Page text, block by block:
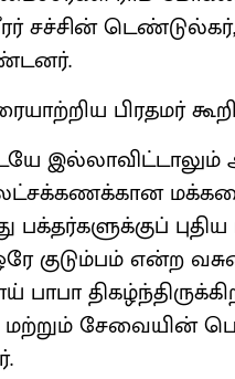
சச்சின்
பிரதமர்
மக்களை
பக்தர்களுக்குப்
ஒரே குடும்பம் என்ற
பாபா
சேவையின்